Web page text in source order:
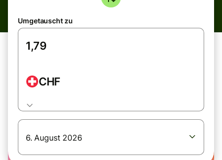
Umgetauscht zu
CHF
6. August 2026